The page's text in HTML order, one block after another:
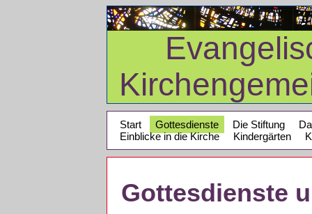
Start Gottesdienste Die Stiftung
Einblicke in die Kirche
Kindergärten
Gottesdienste